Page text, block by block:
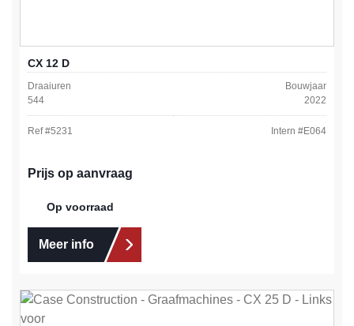
CX 12 D
Draaiuren
544
Bouwjaar
2022
Ref #5231 Intern #E064
Prijs op aanvraag
Op voorraad
Meer info